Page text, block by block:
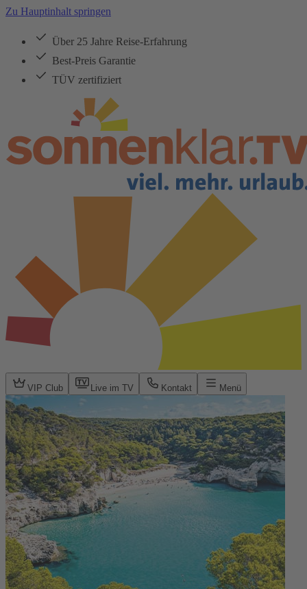
Zu Hauptinhalt springen
Über 25 Jahre Reise-Erfahrung
Best-Preis Garantie
TÜV zertifiziert
VIP Club Live im TV Kontakt Menü